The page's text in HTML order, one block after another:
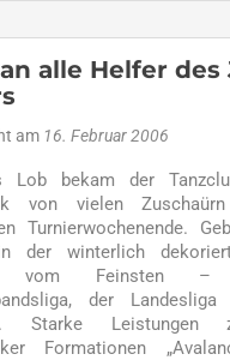
::
25
Paare
sich
alle Helfer des
am 16. Februar 2006
Lob bekam der
von vielen
Turnierwochenende.
der winterlich
vom Feinsten
der
Starke Leistungen
Formationen